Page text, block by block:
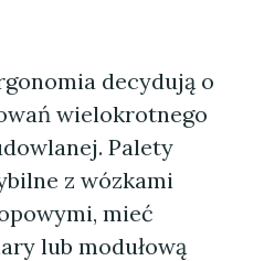
decydują o
wielokrotnego
Palety
z wózkami
mieć
lub modułową